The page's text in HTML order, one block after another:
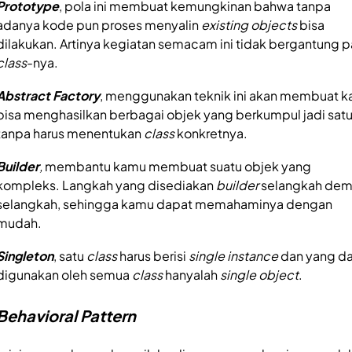
, pola ini membuat kemungkinan bahwa tanpa
kode pun proses menyalinexisting objectsbisa
Artinya kegiatan semacam ini tidak bergantung
-nya.
Factory, menggunakan teknik ini akan membuat
menghasilkan berbagai objek yang berkumpul jadi satu
harus menentukanclasskonkretnya.
,membantu kamu membuat suatu objek yang
Langkah yang disediakanbuilderselangkah
sehingga kamu dapat memahaminya dengan
, satu classharus berisi single instancedan yang
oleh semua classhanyalahsingle object.
Pattern